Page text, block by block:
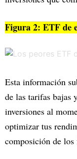
Figura 2: ETF de
Esta información
de las tarifas bajas
inversiones al
optimizar tus
composición de los